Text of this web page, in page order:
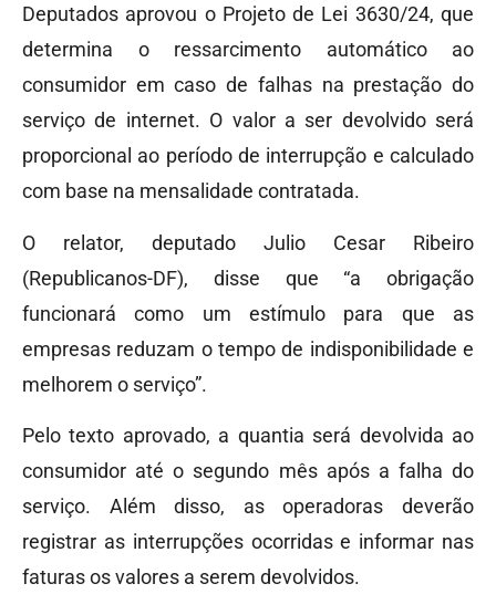
Deputados aprovou o Projeto de Lei 3630/24, que
determina o ressarcimento automático ao
consumidor em caso de falhas na prestação do
serviço de internet. O valor a ser devolvido será
proporcional ao período de interrupção e calculado
com base na mensalidade contratada.
O relator, deputado Julio Cesar Ribeiro
(Republicanos-DF), disse que “a obrigação
funcionará como um estímulo para que as
empresas reduzam o tempo de indisponibilidade e
melhorem o serviço”.
Pelo texto aprovado, a quantia será devolvida ao
consumidor até o segundo mês após a falha do
serviço. Além disso, as operadoras deverão
registrar as interrupções ocorridas e informar nas
faturas os valores a serem devolvidos.